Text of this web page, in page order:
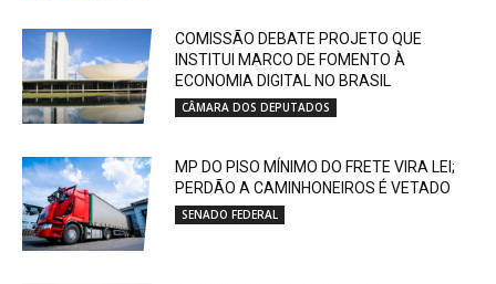
COMISSÃO DEBATE PROJETO QUE
INSTITUI MARCO DE FOMENTO À
ECONOMIA DIGITAL NO BRASIL
CÂMARA DOS DEPUTADOS
MP DO PISO MÍNIMO DO FRETE VIRA LEI;
PERDÃO A CAMINHONEIROS É VETADO
SENADO FEDERAL